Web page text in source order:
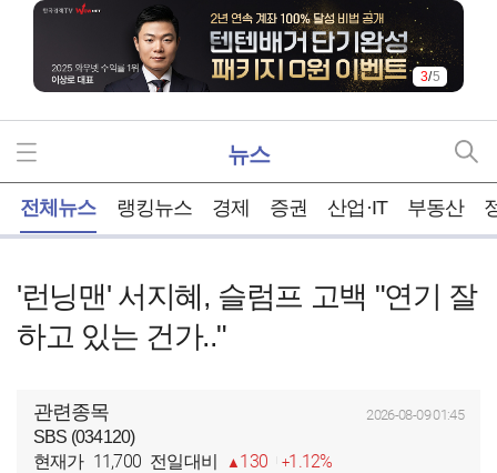
3/5
뉴스
전체뉴스 랭킹뉴스 경제 증권 산업·IT 부동산
'런닝맨' 서지혜, 슬럼프 고백 "연기 잘
하고 있는 건가.."
관련종목 2026-08-09 01:45
SBS (034120)
현재가 11,700 전일대비 130 1.12%